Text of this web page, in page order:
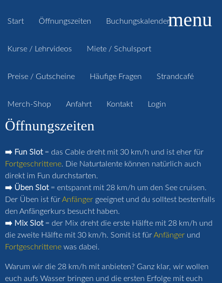
Start Öffnungszeiten Buchungskalender
Kurse / Lehrvideos Miete / Schulsport
Preise / Gutscheine Häufige Fragen Strandcafé
Merch-Shop Anfahrt Kontakt Login
menu
Öffnungszeiten
➡️ Fun Slot= das Cable dreht mit 30 km/h und ist eher für
Fortgeschrittene. Die Naturtalente können natürlich auch
direkt im Fun durchstarten.
➡️ Üben Slot= entspannt mit 28 km/h um den See cruisen.
Der Üben ist fürAnfänger geeignet und du solltest bestenfalls
den Anfängerkurs besucht haben.
➡️ Mix Slot= der Mix dreht die erste Hälfte mit 28 km/h und
die zweite Hälfte mit 30 km/h. Somit ist fürAnfänger und
Fortgeschrittene was dabei.
Warum wir die 28 km/h mit anbieten? Ganz klar, wir wollen
euch aufs Wasser bringen und die ersten Erfolge mit euch